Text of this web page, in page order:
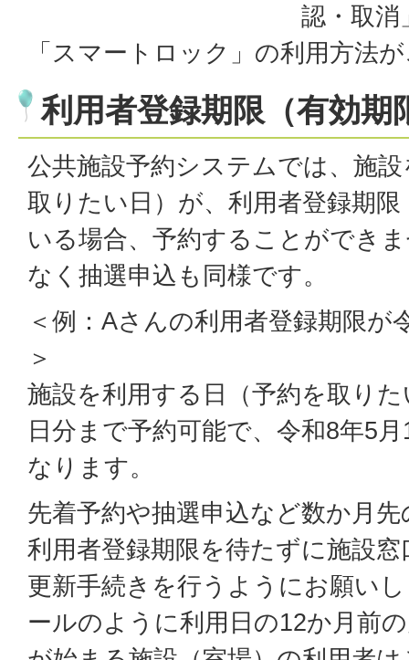
認・取消
「スマートロック」の利用方法
利用者登録期限（有効期
公共施設予約システムでは、施
取りたい日）が、利用者登録期
いる場合、予約することができ
なく抽選申込も同様です。
＜例：Aさんの利用者登録期限が
＞
施設を利用する日（予約を取り
日分まで予約可能で、令和8年5
なります。
先着予約や抽選申込など数か月
利用者登録期限を待たずに施設
更新手続きを行うようにお願い
ールのように利用日の12か月前